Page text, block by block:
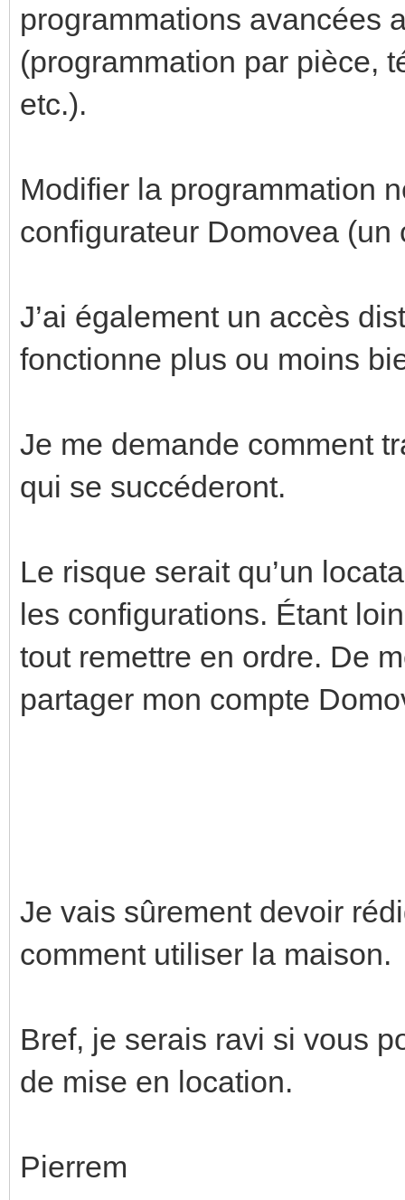
programmations avancées
(programmation par pièce,
etc.).
Modifier la programmation
configurateur Domovea
J’ai également un accès
fonctionne plus ou moins
Je me demande comment
qui se succéderont.
Le risque serait qu’un
les configurations. Étant
tout remettre en ordre. De
partager mon compte
Je vais sûrement devoir
comment utiliser la maison.
Bref, je serais ravi si vous
de mise en location.
Pierrem